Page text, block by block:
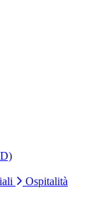
Ospitalità